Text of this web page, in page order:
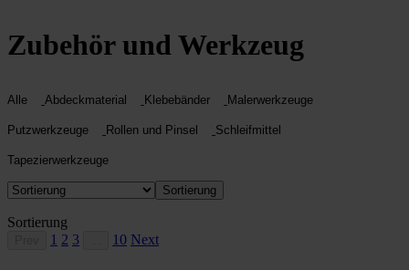
Zubehör und Werkzeug
Alle Abdeckmaterial Klebebänder Malerwerkzeuge
Putzwerkzeuge Rollen und Pinsel Schleifmittel
Tapezierwerkzeuge
Sortierung
Sortierung
1 2 3 10 Next